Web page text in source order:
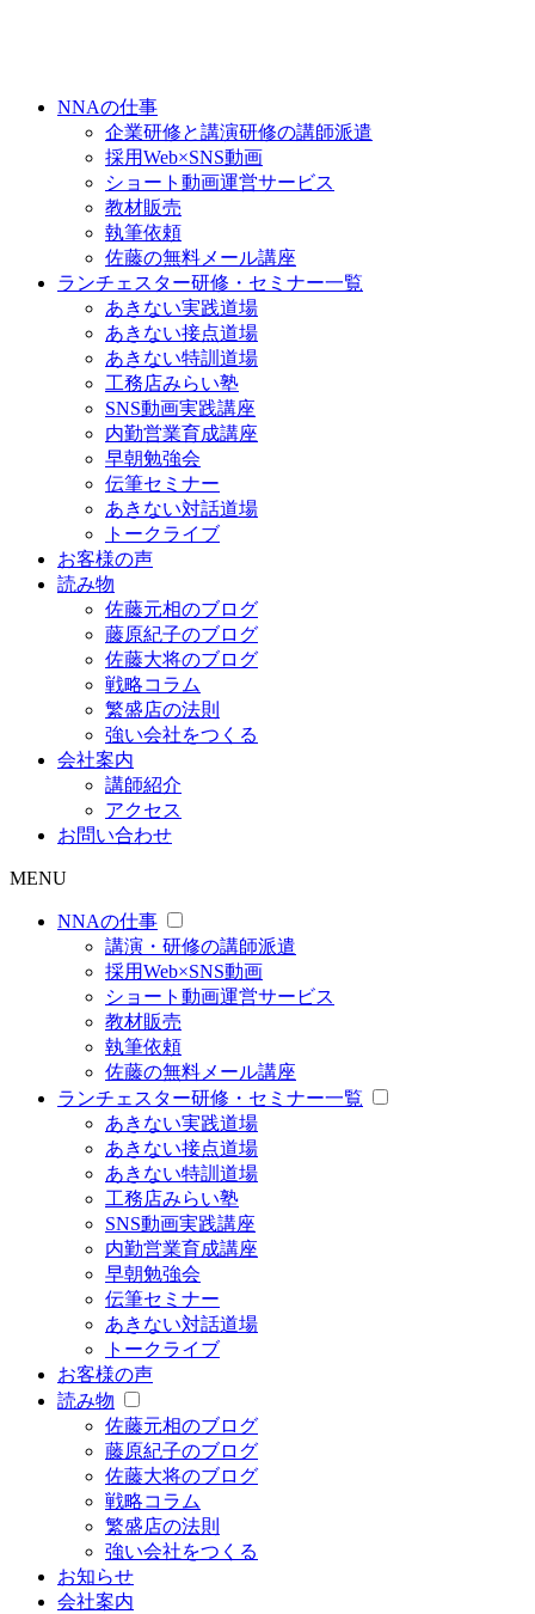
NNAの仕事
企業研修と講演研修の講師派遣
採用Web×SNS動画
ショート動画運営サービス
教材販売
執筆依頼
佐藤の無料メール講座
ランチェスター研修・セミナー一覧
あきない実践道場
あきない接点道場
あきない特訓道場
工務店みらい塾
SNS動画実践講座
内勤営業育成講座
早朝勉強会
伝筆セミナー
あきない対話道場
トークライブ
お客様の声
読み物
佐藤元相のブログ
藤原紀子のブログ
佐藤大将のブログ
戦略コラム
繁盛店の法則
強い会社をつくる
会社案内
講師紹介
アクセス
お問い合わせ
MENU
NNAの仕事
講演・研修の講師派遣
採用Web×SNS動画
ショート動画運営サービス
教材販売
執筆依頼
佐藤の無料メール講座
ランチェスター研修・セミナー一覧
あきない実践道場
あきない接点道場
あきない特訓道場
工務店みらい塾
SNS動画実践講座
内勤営業育成講座
早朝勉強会
伝筆セミナー
あきない対話道場
トークライブ
お客様の声
読み物
佐藤元相のブログ
藤原紀子のブログ
佐藤大将のブログ
戦略コラム
繁盛店の法則
強い会社をつくる
お知らせ
会社案内